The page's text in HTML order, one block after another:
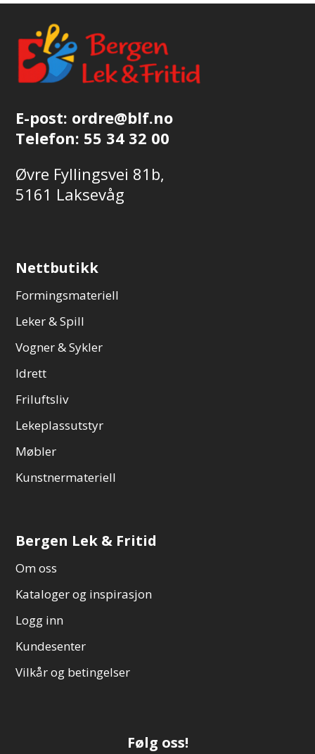
E-post: ordre@blf.no
Telefon: 55 34 32 00
Øvre Fyllingsvei 81b,
5161 Laksevåg
Nettbutikk
Formingsmateriell
Leker & Spill
Vogner & Sykler
Idrett
Friluftsliv
Lekeplassutstyr
Møbler
Kunstnermateriell
Bergen Lek & Fritid
Om oss
Kataloger og inspirasjon
Logg inn
Kundesenter
Vilkår og betingelser
Følg oss!